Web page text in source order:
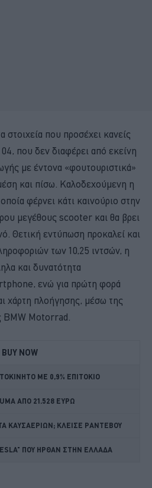
στοιχεία που προσέχει κανείς
που δεν διαφέρει από εκείνη
με έντονα «φουτουριστικά»
και πίσω. Καλοδεχούμενη η
φέρνει κάτι καινούριο στην
μεγέθους scooter και θα βρει
Θετική εντύπωση προκαλεί και
των 10,25 ιντσών, η
και δυνατότητα
ενώ για πρώτη φορά
χάρτη πλοήγησης, μέσω της
BMW Motorrad.
BUY NOW
ΜΕ 0,9% ΕΠΙΤΟΚΙΟ
ΑΠΟ 21.528 ΕΥΡΩ
ΚΑΥΣΑΕΡΙΩΝ; ΚΛΕΙΣΕ ΡΑΝΤΕΒΟΥ
ΠΟΥ ΗΡΘΑΝ ΣΤΗΝ ΕΛΛΑΔΑ